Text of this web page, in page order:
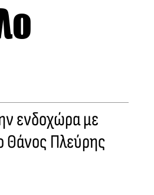
ενδοχώρα με
Θάνος Πλεύρης